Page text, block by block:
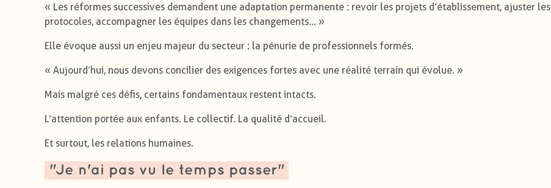
« Les réformes successives demandent une adaptation permanente : revoir les projets d’établissement, ajuster les
protocoles, accompagner les équipes dans les changements… »
Elle évoque aussi un enjeu majeur du secteur : la pénurie de professionnels formés.
« Aujourd’hui, nous devons concilier des exigences fortes avec une réalité terrain qui évolue. »
Mais malgré ces défis, certains fondamentaux restent intacts.
L’attention portée aux enfants. Le collectif. La qualité d’accueil.
Et surtout, les relations humaines.
"Je n'ai pas vu le temps passer"